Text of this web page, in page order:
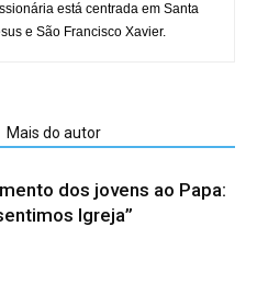
está centrada em Santa
e São Francisco Xavier.
Mais do autor
dos jovens ao Papa:
Igreja”